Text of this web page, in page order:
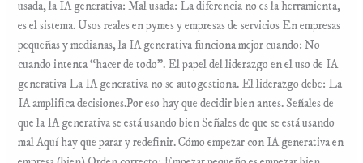
usada, la IA generativa: Mal usada: La diferencia no es la herramienta,
es el sistema. Usos reales en pymes y empresas de servicios En empresas
pequeñas y medianas, la IA generativa funciona mejor cuando: No
cuando intenta “hacer de todo”. El papel del liderazgo en el uso de IA
generativa La IA generativa no se autogestiona. El liderazgo debe: La
IA amplifica decisiones.Por eso hay que decidir bien antes. Señales de
que la IA generativa se está usando bien Señales de que se está usando
mal Aquí hay que parar y redefinir. Cómo empezar con IA generativa en